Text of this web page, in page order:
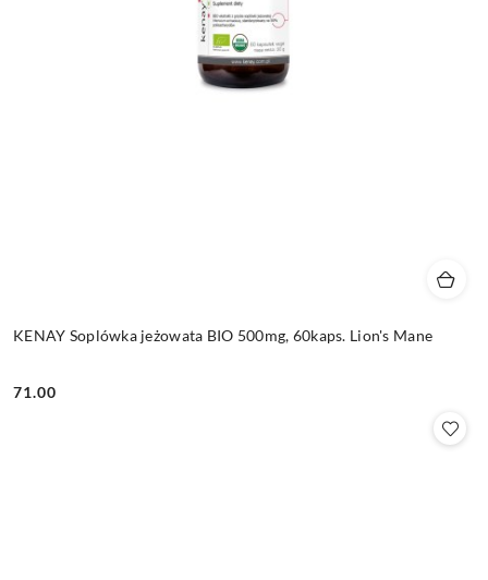
KENAY Soplówka jeżowata BIO 500mg, 60kaps. Lion's Mane
Cena:
71.00